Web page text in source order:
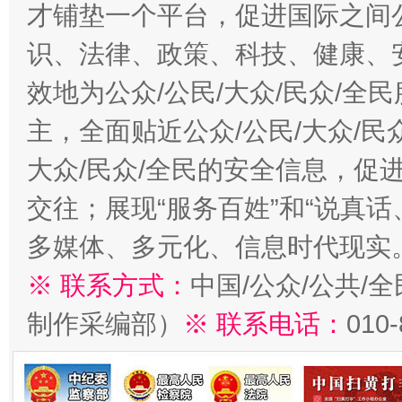
才铺垫一个平台，促进国际之
识、法律、政策、科技、健康
效地为公众/公民/大众/民众/全
主，全面贴近公众/公民/大众/民
大众/民众/全民的安全信息，促
交往；展现“服务百姓”和“说真
多媒体、多元化、信息时代现实
※ 联系方式： 中国/公众/公共/
制作采编部）
※ 联系电话：